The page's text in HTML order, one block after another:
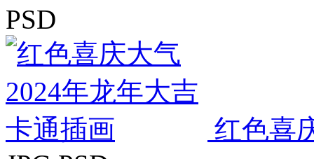
PSD
红色喜